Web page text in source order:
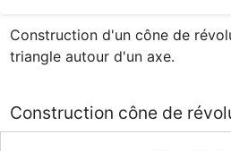
Se
Construction d'un cône de
triangle autour d'un axe.
Construction cône de